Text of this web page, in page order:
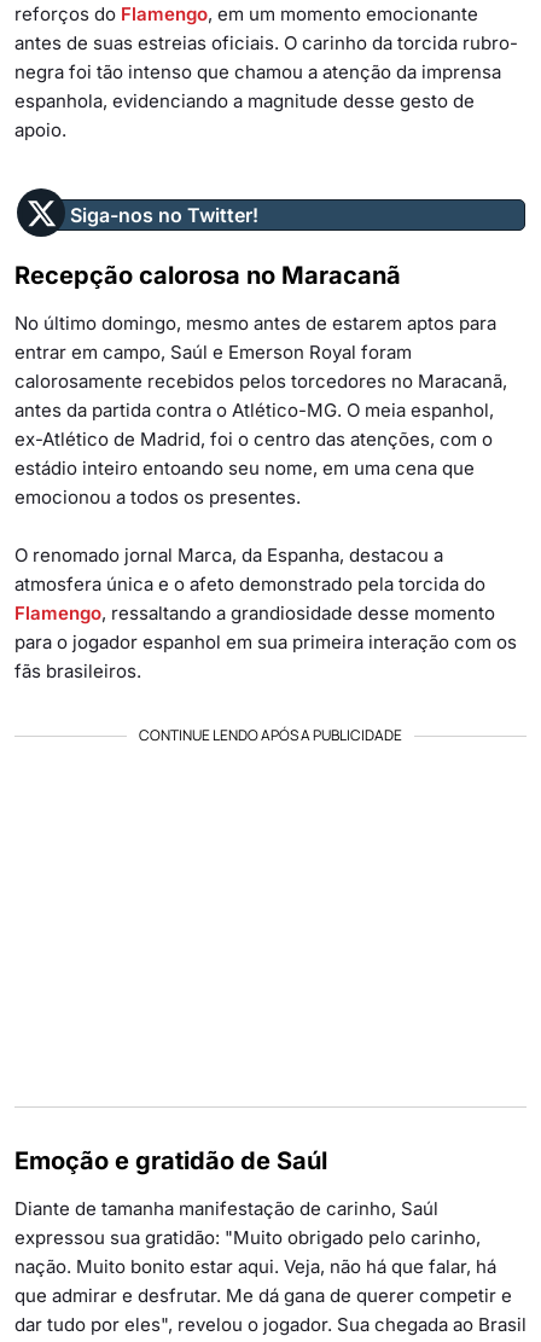
reforços do Flamengo, em um momento emocionante
antes de suas estreias oficiais. O carinho da torcida rubro-
negra foi tão intenso que chamou a atenção da imprensa
espanhola, evidenciando a magnitude desse gesto de
apoio.
Siga-nos no Twitter!
Recepção calorosa no Maracanã
No último domingo, mesmo antes de estarem aptos para
entrar em campo, Saúl e Emerson Royal foram
calorosamente recebidos pelos torcedores no Maracanã,
antes da partida contra o Atlético-MG. O meia espanhol,
ex-Atlético de Madrid, foi o centro das atenções, com o
estádio inteiro entoando seu nome, em uma cena que
emocionou a todos os presentes.
O renomado jornal Marca, da Espanha, destacou a
atmosfera única e o afeto demonstrado pela torcida do
Flamengo, ressaltando a grandiosidade desse momento
para o jogador espanhol em sua primeira interação com os
fãs brasileiros.
CONTINUE LENDO APÓS A PUBLICIDADE
Emoção e gratidão de Saúl
Diante de tamanha manifestação de carinho, Saúl
expressou sua gratidão: "Muito obrigado pelo carinho,
nação. Muito bonito estar aqui. Veja, não há que falar, há
que admirar e desfrutar. Me dá gana de querer competir e
dar tudo por eles", revelou o jogador. Sua chegada ao Brasil